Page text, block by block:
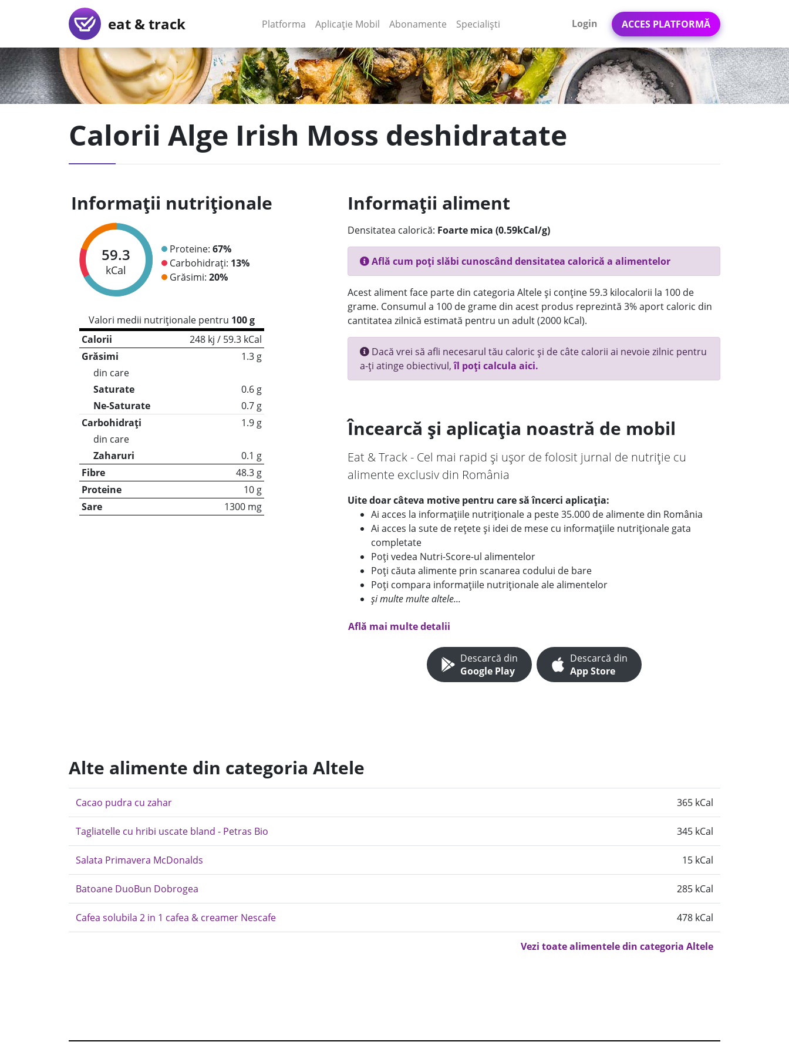
eat & track Platforma (current)
Aplicație Mobil (current)
Abonamente Specialiști Login ACCES PLATFORMĂ
Calorii Alge Irish Moss deshidratate
Informații nutriționale
59.3
kCal
Proteine: 67%
Carbohidrați: 13%
Grăsimi: 20%
Valori medii nutriționale pentru 100 g
Calorii
248 kj / 59.3 kCal
Grăsimi
1.3 g
din care
Saturate
0.6 g
Ne-Saturate
0.7 g
Carbohidrați
1.9 g
din care
Zaharuri
0.1 g
Fibre
48.3 g
Proteine
10 g
Sare
1300 mg
Informații aliment
Densitatea calorică: Foarte mica (0.59kCal/g)
Află cum poți slăbi cunoscând densitatea calorică a alimentelor
Acest aliment face parte din categoria Altele și conține 59.3 kilocalorii la 100 de
grame. Consumul a 100 de grame din acest produs reprezintă 3% aport caloric din
cantitatea zilnică estimată pentru un adult (2000 kCal).
Dacă vrei să afli necesarul tău caloric și de câte calorii ai nevoie zilnic pentru
a-ți atinge obiectivul,îl poți calcula aici.
Încearcă și aplicația noastră de mobil
Eat & Track - Cel mai rapid și ușor de folosit jurnal de nutriție cu
alimente exclusiv din România
Uite doar câteva motive pentru care să încerci aplicația:
Ai acces la informațiile nutriționale a peste 35.000 de alimente din România
Ai acces la sute de rețete și idei de mese cu informațiile nutriționale gata
completate
Poți vedea Nutri-Score-ul alimentelor
Poți căuta alimente prin scanarea codului de bare
Poți compara informațiile nutriționale ale alimentelor
și multe multe altele...
Află mai multe detalii
Descarcă din
Google Play
Descarcă din
App Store
Alte alimente din categoria Altele
Cacao pudra cu zahar 365 kCal
Tagliatelle cu hribi uscate bland - Petras Bio 345 kCal
Salata Primavera McDonalds 15 kCal
Batoane DuoBun Dobrogea 285 kCal
Cafea solubila 2 in 1 cafea & creamer Nescafe 478 kCal
Vezi toate alimentele din categoria Altele